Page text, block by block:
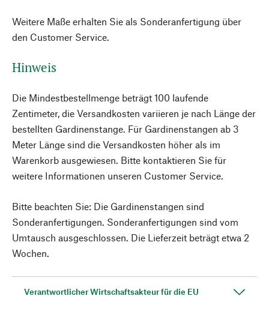
Weitere Maße erhalten Sie als Sonderanfertigung über
den Customer Service.
Hinweis
Die Mindestbestellmenge beträgt 100 laufende
Zentimeter, die Versandkosten variieren je nach Länge der
bestellten Gardinenstange. Für Gardinenstangen ab 3
Meter Länge sind die Versandkosten höher als im
Warenkorb ausgewiesen. Bitte kontaktieren Sie für
weitere Informationen unseren Customer Service.
Bitte beachten Sie: Die Gardinenstangen sind
Sonderanfertigungen. Sonderanfertigungen sind vom
Umtausch ausgeschlossen. Die Lieferzeit beträgt etwa 2
Wochen.
Verantwortlicher Wirtschaftsakteur für die EU